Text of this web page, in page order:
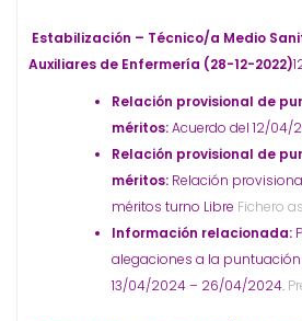
Estabilización – Técnico/a Medio
Auxiliares de Enfermería (28-12-2022)
Relación provisional de
méritos:Acuerdo del 12/04/
Relación provisional de
méritos: Relación
méritos turno Libre Fichero
Información relacionada:
alegaciones a la
13/04/2024 – 26/04/2024.